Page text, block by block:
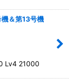
＆第13号機
Lv4 21000